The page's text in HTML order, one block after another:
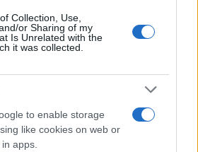
Collection, Use,
or Sharing of my
Is Unrelated with the
it was collected.
to enable storage
like cookies on web or
apps.